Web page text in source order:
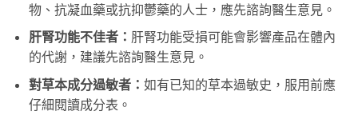
物、抗凝血藥或抗抑鬱藥的人士，應先諮詢醫生意見。
肝腎功能不佳者： 肝腎功能受損可能會影響產品在體內
的代謝，建議先諮詢醫生意見。
對草本成分過敏者： 如有已知的草本過敏史，服用前應
仔細閱讀成分表。